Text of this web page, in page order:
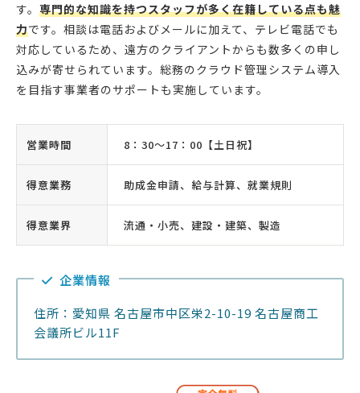
す。 専門的な知識を持つスタッフが多く在籍している点も魅
力です。相談は電話およびメールに加えて、テレビ電話でも
対応しているため、遠方のクライアントからも数多くの申し
込みが寄せられています。総務のクラウド管理システム導入
を目指す事業者のサポートも実施しています。
営業時間 8：30〜17：00【土日祝】
得意業務 助成金申請、給与計算、就業規則
得意業界 流通・小売、建設・建築、製造
企業情報
住所：愛知県 名古屋市中区栄2-10-19 名古屋商工
会議所ビル11F